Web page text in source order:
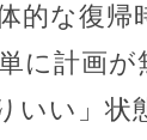
的な復
に計画
いい」